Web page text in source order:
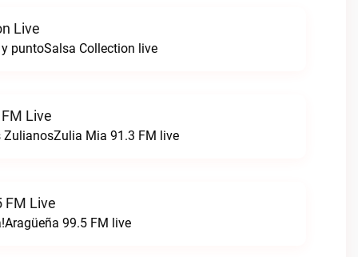
Live
puntoSalsa Collection live
Live
ZulianosZulia Mia 91.3 FM live
FM Live
99.5 FM live